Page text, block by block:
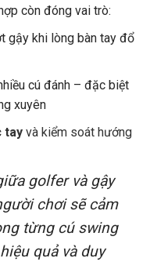
còn đóng vai trò:
gậy khi lòng bàn tay đổ
cú đánh – đặc biệt
xuyên
tayvà kiểm soát hướng
golfer và gậy
chơi sẽ cảm
từng cú swing
quả và duy